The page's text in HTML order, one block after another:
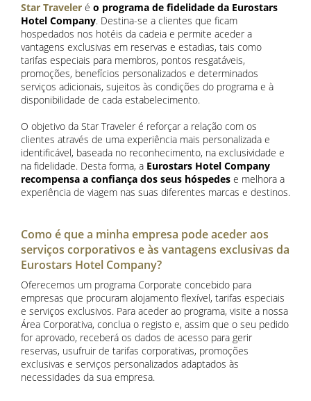
Star Traveler é o programa de fidelidade da Eurostars
Hotel Company. Destina-se a clientes que ficam
hospedados nos hotéis da cadeia e permite aceder a
vantagens exclusivas em reservas e estadias, tais como
tarifas especiais para membros, pontos resgatáveis,
promoções, benefícios personalizados e determinados
serviços adicionais, sujeitos às condições do programa e à
disponibilidade de cada estabelecimento.
O objetivo da Star Traveler é reforçar a relação com os
clientes através de uma experiência mais personalizada e
identificável, baseada no reconhecimento, na exclusividade e
na fidelidade. Desta forma, a Eurostars Hotel Company
recompensa a confiança dos seus hóspedes e melhora a
experiência de viagem nas suas diferentes marcas e destinos.
Como é que a minha empresa pode aceder aos
serviços corporativos e às vantagens exclusivas da
Eurostars Hotel Company?
Oferecemos um programa Corporate concebido para
empresas que procuram alojamento flexível, tarifas especiais
e serviços exclusivos. Para aceder ao programa, visite a nossa
Área Corporativa, conclua o registo e, assim que o seu pedido
for aprovado, receberá os dados de acesso para gerir
reservas, usufruir de tarifas corporativas, promoções
exclusivas e serviços personalizados adaptados às
necessidades da sua empresa.